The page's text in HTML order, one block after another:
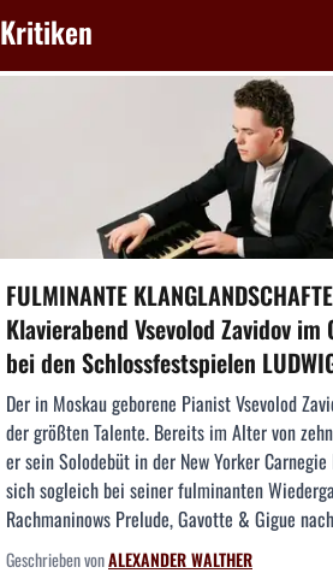
Kritiken
FULMINANTE
Klavierabend Vsevolod Zavidov im
bei den Schlossfestspielen
Der in Moskau geborene Pianist Vsevolod
der größten Talente. Bereits im Alter von
er sein Solodebüt in der New Yorker
sich sogleich bei seiner fulminanten
Rachmaninows Prelude, Gavotte & Gigue
Geschrieben vonALEXANDER WALTHER